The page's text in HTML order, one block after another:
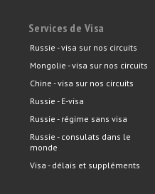
Services de Visa
Russie - visa sur nos circuits
Mongolie - visa sur nos circuits
Chine - visa sur nos circuits
Russie - E-visa
Russie - régime sans visa
Russie - consulats dans le
monde
Visa - délais et suppléments